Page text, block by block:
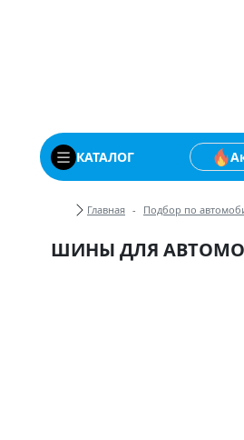
Купить
КАТАЛОГ
Хлебные
Главная Подбор по
ШИНЫ ДЛЯ